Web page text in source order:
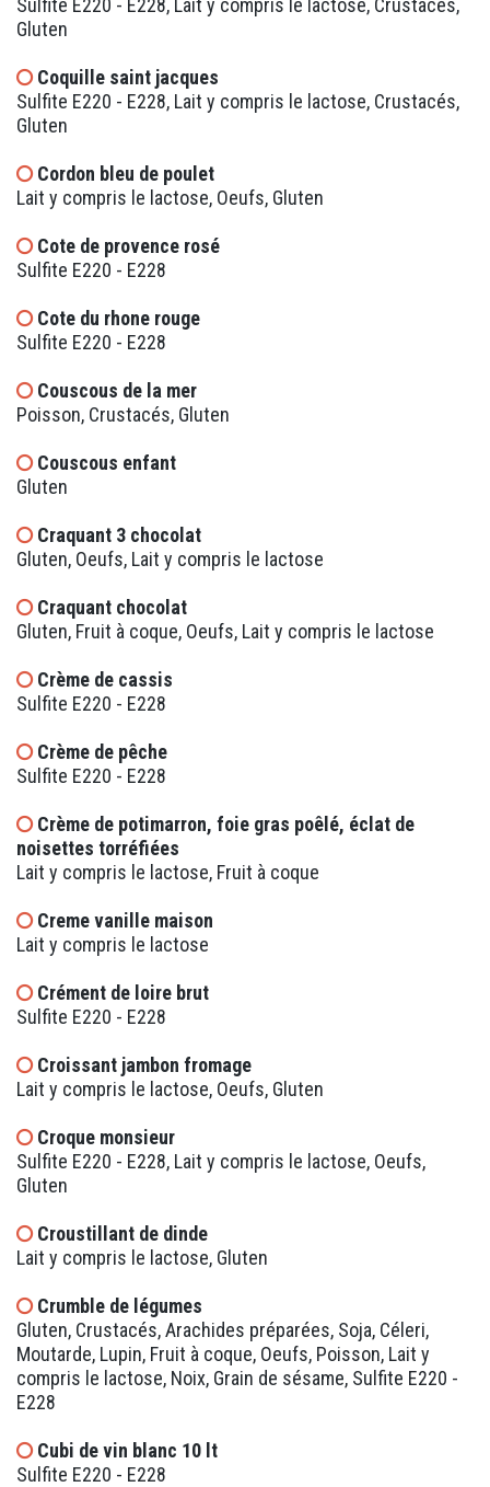
Sulfite E220 - E228, Lait y compris le lactose, Crustacés,
Gluten
Coquille saint jacques
Sulfite E220 - E228, Lait y compris le lactose, Crustacés,
Gluten
Cordon bleu de poulet
Lait y compris le lactose, Oeufs, Gluten
Cote de provence rosé
Sulfite E220 - E228
Cote du rhone rouge
Sulfite E220 - E228
Couscous de la mer
Poisson, Crustacés, Gluten
Couscous enfant
Gluten
Craquant 3 chocolat
Gluten, Oeufs, Lait y compris le lactose
Craquant chocolat
Gluten, Fruit à coque, Oeufs, Lait y compris le lactose
Crème de cassis
Sulfite E220 - E228
Crème de pêche
Sulfite E220 - E228
Crème de potimarron, foie gras poêlé, éclat de
noisettes torréfiées
Lait y compris le lactose, Fruit à coque
Creme vanille maison
Lait y compris le lactose
Crément de loire brut
Sulfite E220 - E228
Croissant jambon fromage
Lait y compris le lactose, Oeufs, Gluten
Croque monsieur
Sulfite E220 - E228, Lait y compris le lactose, Oeufs,
Gluten
Croustillant de dinde
Lait y compris le lactose, Gluten
Crumble de légumes
Gluten, Crustacés, Arachides préparées, Soja, Céleri,
Moutarde, Lupin, Fruit à coque, Oeufs, Poisson, Lait y
compris le lactose, Noix, Grain de sésame, Sulfite E220 -
E228
Cubi de vin blanc 10 lt
Sulfite E220 - E228